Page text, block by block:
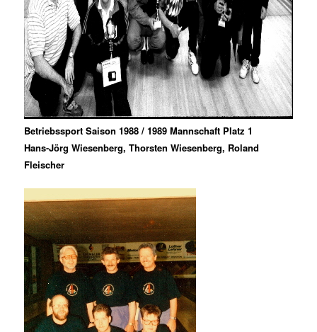
Betriebssport Saison 1988 / 1989 Mannschaft Platz 1
Hans-Jörg Wiesenberg, Thorsten Wiesenberg, Roland
Fleischer